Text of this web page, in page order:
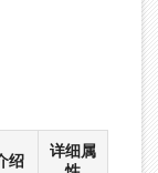
绍
详细属